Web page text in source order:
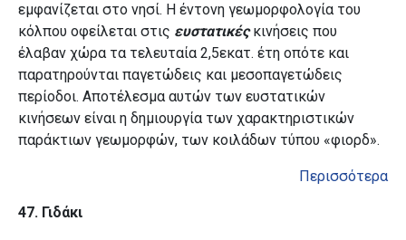
εμφανίζεται στο νησί. Η έντονη γεωμορφολογία του
κόλπου οφείλεται στις ευστατικέςκινήσεις που
έλαβαν χώρα τα τελευταία 2,5εκατ. έτη οπότε και
παρατηρούνται παγετώδεις και μεσοπαγετώδεις
περίοδοι. Αποτέλεσμα αυτών των ευστατικών
κινήσεων είναι η δημιουργία των χαρακτηριστικών
παράκτιων γεωμορφών, των κοιλάδων τύπου «φιορδ».
Περισσότερα
47. Γιδάκι